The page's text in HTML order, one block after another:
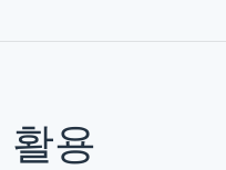
활용